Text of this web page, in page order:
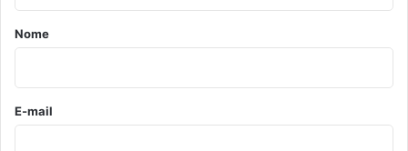
r
o
*
Nome
E-mail